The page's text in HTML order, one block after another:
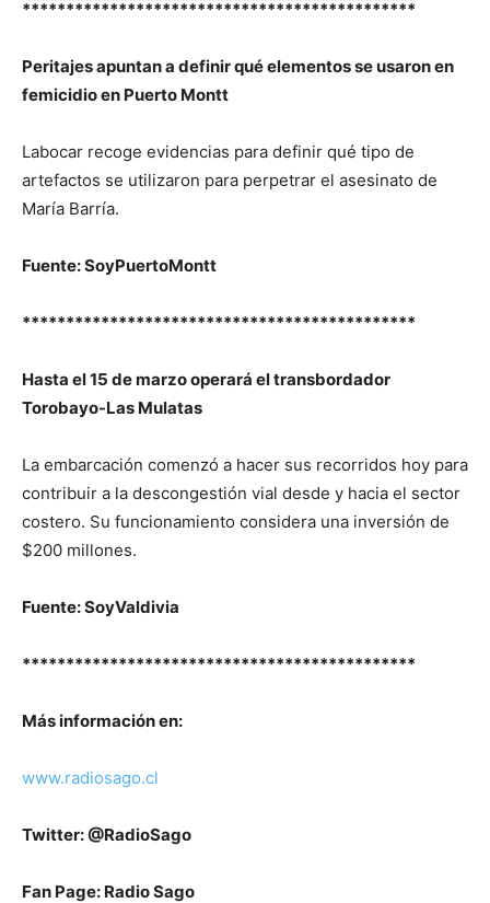
*********************************************
Peritajes apuntan a definir qué elementos se usaron en
femicidio en Puerto Montt
Labocar recoge evidencias para definir qué tipo de
artefactos se utilizaron para perpetrar el asesinato de
María Barría.
Fuente: SoyPuertoMontt
*********************************************
Hasta el 15 de marzo operará el transbordador
Torobayo-Las Mulatas
La embarcación comenzó a hacer sus recorridos hoy para
contribuir a la descongestión vial desde y hacia el sector
costero. Su funcionamiento considera una inversión de
$200 millones.
Fuente: SoyValdivia
*********************************************
Más información en:
www.radiosago.cl
Twitter: @RadioSago
Fan Page: Radio Sago